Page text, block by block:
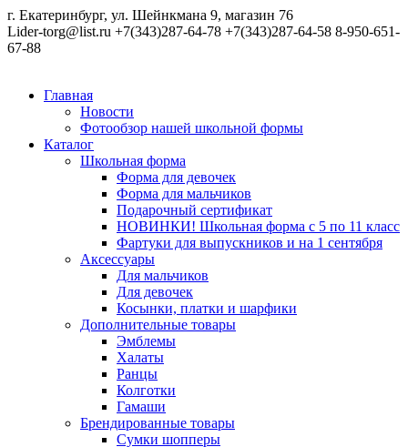
г. Екатеринбург, ул. Шейнкмана 9, магазин 76
Lider-torg@list.ru +7(343)287-64-78 +7(343)287-64-58 8-950-651-
67-88
Главная
Новости
Фотообзор нашей школьной формы
Каталог
Школьная форма
Форма для девочек
Форма для мальчиков
Подарочный сертификат
НОВИНКИ! Школьная форма с 5 по 11 класс
Фартуки для выпускников и на 1 сентября
Аксессуары
Для мальчиков
Для девочек
Косынки, платки и шарфики
Дополнительные товары
Эмблемы
Халаты
Ранцы
Колготки
Гамаши
Брендированные товары
Сумки шопперы